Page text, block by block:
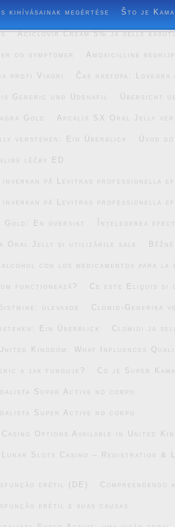
kihívásainak megértése Što je
Aciclovir Cream 5% ja selle
og symptomer Amoxicilline
proti Viagri Čas nastopa:
Generic und Udenafil Übersicht
Gold Apcalis SX Oral Jelly
verstehen: Ein Überblick Úvod
léčby ED
inverkan på Levitras professionella
inverkan på Levitras professionella
En översikt Înțelegerea
Oral Jelly și utilizările sale
con los medicamentos para
funcționează? Ce este Eliquis și
ülevaade Clomid-Generika
Ein Überblick Clomidi ja
Kingdom: What Influences
a jak funguje? Co je Super
Super Active no corpo
Super Active no corpo
Casino Options Available in United
Slots Casino – Registration &
erétil (DE)
erétil e suas causas